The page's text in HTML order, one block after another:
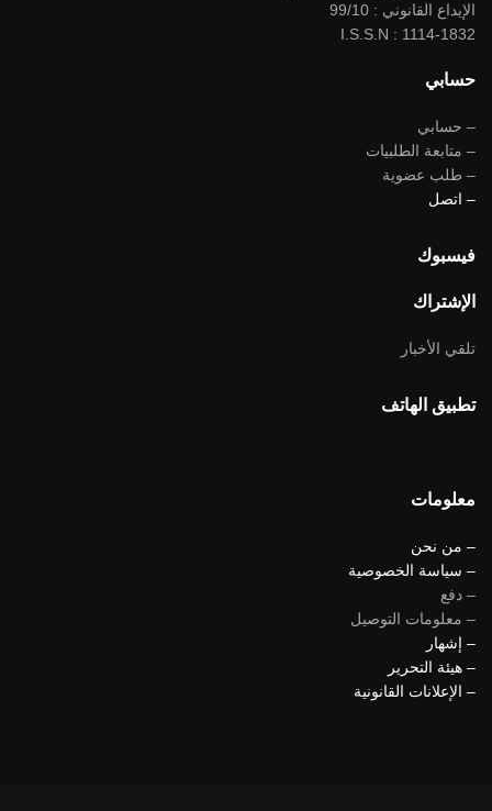
الإيداع القانوني : 99/10
I.S.S.N : 1114-1832
حسابي
– حسابي
– متابعة الطلبيات
– طلب عضوية
– اتصل
فيسبوك
الإشتراك
تلقي الأخبار
تطبيق الهاتف
معلومات
– من نحن
– سياسة الخصوصية
– دفع
– معلومات التوصيل
– إشهار
– هيئة التحرير
– الإعلانات القانونية